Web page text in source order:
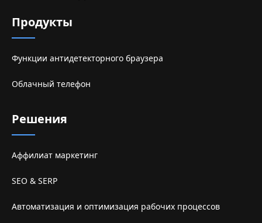
Продукты
Функции антидетекторного браузера
Облачный телефон
Решения
Аффилиат маркетинг
SEO & SERP
Автоматизация и оптимизация рабочих процессов